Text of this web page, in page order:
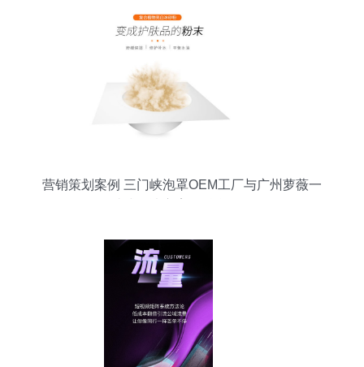
营销策划案例 三门峡泡罩OEM工厂与广州萝薇一